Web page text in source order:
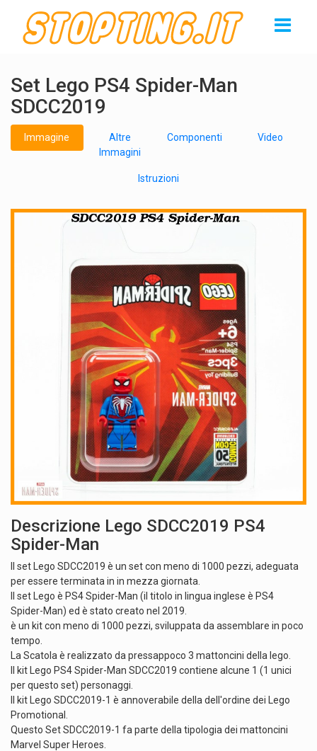
Set Lego PS4 Spider-Man
SDCC2019
Immagine
Altre
Immagini
Componenti Video
Istruzioni
Descrizione Lego SDCC2019 PS4
Spider-Man
Il set Lego SDCC2019 è un set con meno di 1000 pezzi, adeguata
per essere terminata in in mezza giornata.
Il set Lego è PS4 Spider-Man (il titolo in lingua inglese è PS4
Spider-Man) ed è stato creato nel 2019.
è un kit con meno di 1000 pezzi, sviluppata da assemblare in poco
tempo.
La Scatola è realizzato da pressappoco 3 mattoncini della lego.
Il kit Lego PS4 Spider-Man SDCC2019 contiene alcune 1 (1 unici
per questo set) personaggi.
Il kit Lego SDCC2019-1 è annoverabile della dell'ordine dei Lego
Promotional.
Questo Set SDCC2019-1 fa parte della tipologia dei mattoncini
Marvel Super Heroes.